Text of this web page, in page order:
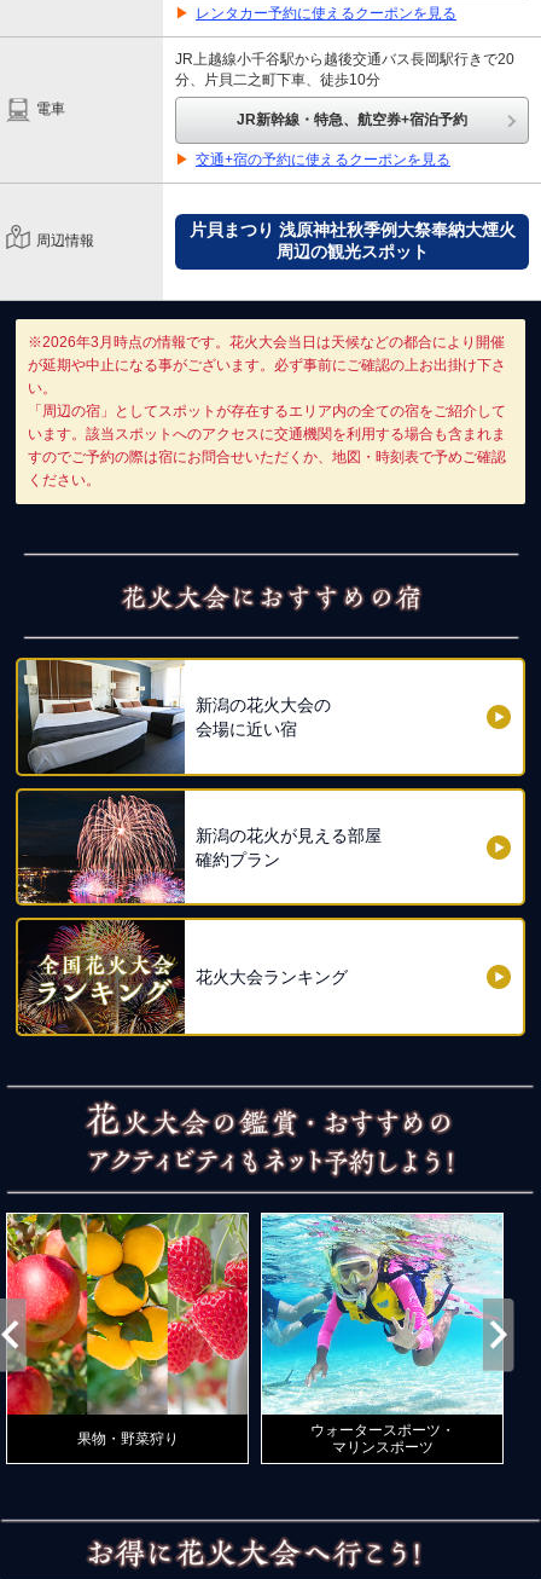
▶ レンタカー予約に使えるクーポンを見る
電車
JR上越線小千谷駅から越後交通バス長岡駅行きで20
分、片貝二之町下車、徒歩10分
JR新幹線・特急、航空券+宿泊予約
▶ 交通+宿の予約に使えるクーポンを見る
周辺情報
片貝まつり 浅原神社秋季例大祭奉納大煙火
周辺の観光スポット
※2026年3月時点の情報です。花火大会当日は天候などの都合により開催
が延期や中止になる事がございます。必ず事前にご確認の上お出掛け下さ
い。
「周辺の宿」としてスポットが存在するエリア内の全ての宿をご紹介して
います。該当スポットへのアクセスに交通機関を利用する場合も含まれま
すのでご予約の際は宿にお問合せいただくか、地図・時刻表で予めご確認
ください。
新潟の花火大会の
会場に近い宿
新潟の花火が見える部屋
確約プラン
花火大会ランキング
果物・野菜狩り
ウォータースポーツ・
マリンスポーツ